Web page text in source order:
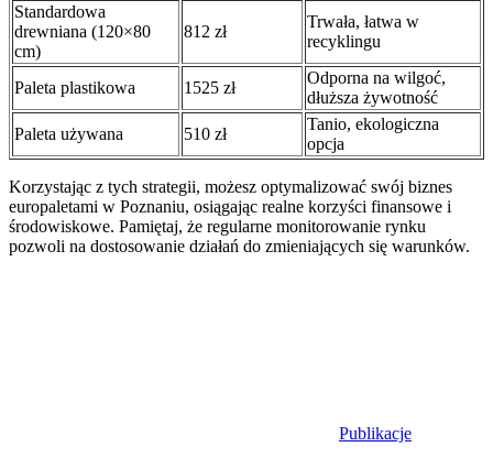
Standardowa
drewniana (120×80
cm)
812 zł
Trwała, łatwa w
recyklingu
Paleta plastikowa 1525 zł
Odporna na wilgoć,
dłuższa żywotność
Paleta używana
510 zł
Tanio, ekologiczna
opcja
Korzystając z tych strategii, możesz optymalizować swój biznes
europaletami w Poznaniu, osiągając realne korzyści finansowe i
środowiskowe. Pamiętaj, że regularne monitorowanie rynku
pozwoli na dostosowanie działań do zmieniających się warunków.
Publikacje